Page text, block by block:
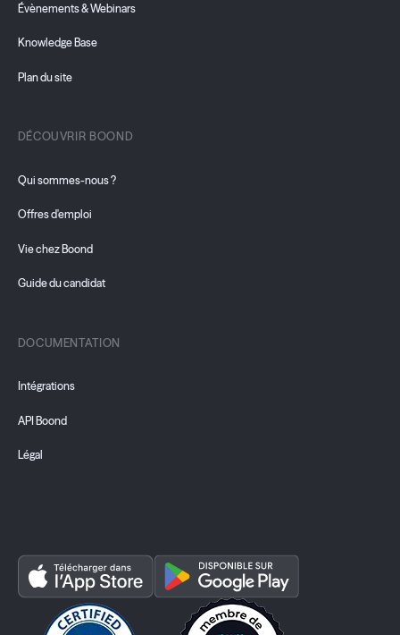
Évènements & Webinars
Knowledge Base
Plan du site
DÉCOUVRIR BOOND
Qui sommes-nous ?
Offres d'emploi
Vie chez Boond
Guide du candidat
DOCUMENTATION
Intégrations
API Boond
Légal